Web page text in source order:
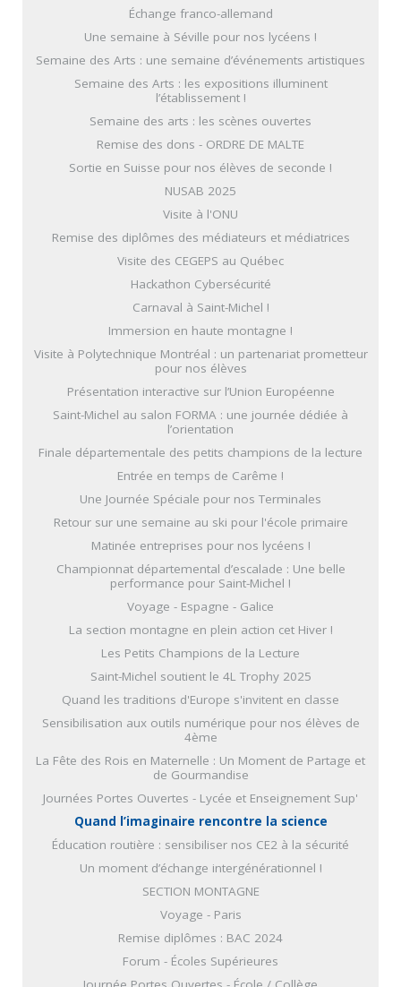
Échange franco-allemand
Une semaine à Séville pour nos lycéens !
Semaine des Arts : une semaine d’événements artistiques
Semaine des Arts : les expositions illuminent
l’établissement !
Semaine des arts : les scènes ouvertes
Remise des dons - ORDRE DE MALTE
Sortie en Suisse pour nos élèves de seconde !
NUSAB 2025
Visite à l'ONU
Remise des diplômes des médiateurs et médiatrices
Visite des CEGEPS au Québec
Hackathon Cybersécurité
Carnaval à Saint-Michel !
Immersion en haute montagne !
Visite à Polytechnique Montréal : un partenariat prometteur
pour nos élèves
Présentation interactive sur l’Union Européenne
Saint-Michel au salon FORMA : une journée dédiée à
l’orientation
Finale départementale des petits champions de la lecture
Entrée en temps de Carême !
Une Journée Spéciale pour nos Terminales
Retour sur une semaine au ski pour l'école primaire
Matinée entreprises pour nos lycéens !
Championnat départemental d’escalade : Une belle
performance pour Saint-Michel !
Voyage - Espagne - Galice
La section montagne en plein action cet Hiver !
Les Petits Champions de la Lecture
Saint-Michel soutient le 4L Trophy 2025
Quand les traditions d'Europe s'invitent en classe
Sensibilisation aux outils numérique pour nos élèves de
4ème
La Fête des Rois en Maternelle : Un Moment de Partage et
de Gourmandise
Journées Portes Ouvertes - Lycée et Enseignement Sup'
Quand l’imaginaire rencontre la science
Éducation routière : sensibiliser nos CE2 à la sécurité
Un moment d’échange intergénérationnel !
SECTION MONTAGNE
Voyage - Paris
Remise diplômes : BAC 2024
Forum - Écoles Supérieures